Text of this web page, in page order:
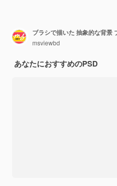
ブラシで描いた 抽象的な背景
msviewbd
あなたにおすすめのPSD